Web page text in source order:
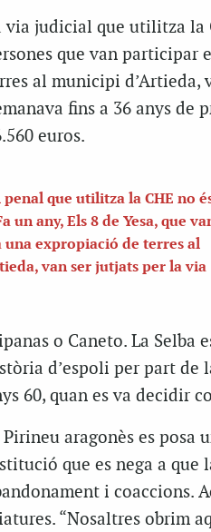
via judicial que utilitza la
que van participar
al municipi d’Artieda,
fins a 36 anys de
euros.
que utilitza la CHE no
un any, Els 8 de Yesa, que
expropiació de terres al
van ser jutjats per la via
o Caneto. La Selba
d’espoli per part de
60, quan es va decidir
aragonès es posa
que es nega a que
i coaccions.
“Nosaltres obrim